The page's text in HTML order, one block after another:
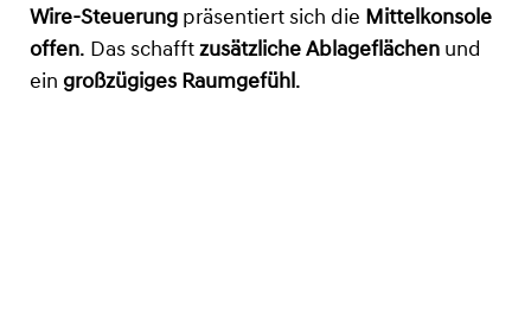
Wire-Steuerung präsentiert sich die Mittelkonsole
offen. Das schafft zusätzliche Ablageflächen und
ein großzügiges Raumgefühl.